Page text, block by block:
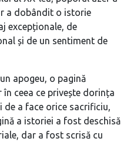
a dobândit o istorie
excepționale, de
și de un sentiment de
apogeu, o pagină
ceea ce privește dorința
de a face orice sacrificiu,
a istoriei a fost deschisă
dar a fost scrisă cu